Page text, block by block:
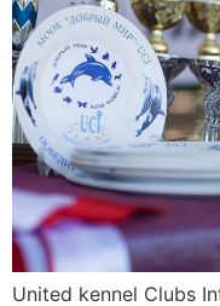
United kennel Clubs